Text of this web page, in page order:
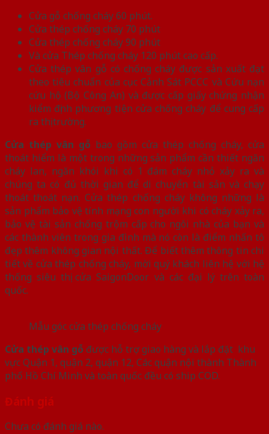
Cửa gỗ chống cháy 60 phút.
Cửa thép chống cháy 70 phút
Cửa thép chống cháy 90 phút
Và cửa Thép chống cháy 120 phút cao cấp.
Cửa thép vân gỗ có chống cháy được sản xuất đạt
theo tiêu chuẩn của cục Cảnh Sát PCCC và Cứu nạn
cứu hộ (Bộ Công An) và được cấp giấy chứng nhận
kiểm định phương tiện cửa chống cháy để cung cấp
ra thị trường.
Cửa thép vân gỗ bao gồm cửa thép chống cháy, cửa
thoát hiểm là một trong những sản phẩm cần thiết ngăn
cháy lan, ngăn khói khi có 1 đám cháy nhỏ xảy ra và
chúng ta có đủ thời gian để di chuyển tài sản và chạy
thoát thoát nạn. Cửa thép chống cháy không những là
sản phẩm bảo vệ tính mạng con người khi có cháy xảy ra,
bảo vệ tài sản chống trộm cấp cho ngôi nhà của bạn và
các thành viên trong gia đình mà nó còn là điểm nhấn tô
đẹp thêm không gian nội thất. Để biết thêm thông tin chi
tiết về cửa thép chống cháy, mời quý khách liên hệ với hệ
thống siêu thị cửa SaigonDoor và các đại lý trên toàn
quốc.
Mẫu góc cửa thép chống cháy
Cửa thép vân gỗ được hỗ trợ giao hàng và lắp đặt khu
vực Quận 1, quận 2, quận 12, Các quận nội thành Thành
phố Hồ Chí Minh và toàn quốc đều có ship COD.
Đánh giá
Chưa có đánh giá nào.